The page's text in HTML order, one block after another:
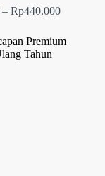
– Rp440.000Rentang
hingga